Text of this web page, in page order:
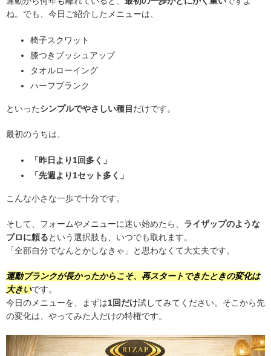
ね。でも、今日ご紹介したメニューは、
椅子スクワット
膝つきプッシュアップ
タオルローイング
ハーフプランク
といったシンプルでやさしい種目 だけです。
最初のうちは、
「昨日より1回多く」
「先週より1セット多く」
こんな小さな一歩で十分です。
そして、フォームやメニューに迷い始めたら、 ライザップのような
プロに頼るという選択肢も、いつでも取れます。
「全部自分でなんとかしなきゃ」と思わなくて大丈夫です。
運動ブランクが長かったからこそ、再スタートできたときの変化は
大きいです。
今日のメニューを、まずは1回だけ試してみてください。そこから先
の変化は、やってみた人だけの特権です。